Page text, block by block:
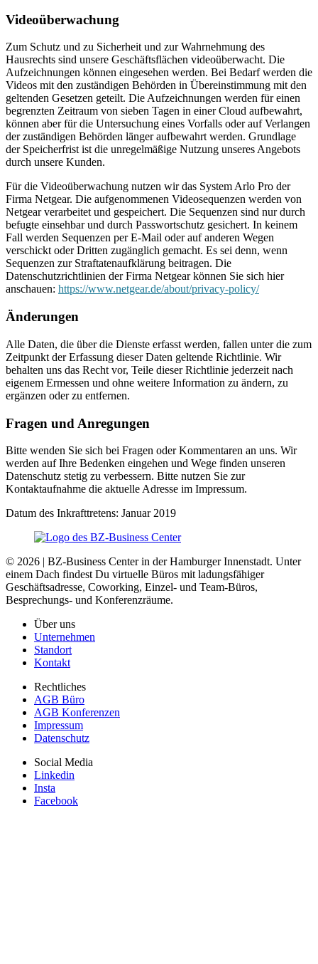
Videoüberwachung
Zum Schutz und zu Sicherheit und zur Wahrnehmung des
Hausrechts sind unsere Geschäftsflächen videoüberwacht. Die
Aufzeichnungen können eingesehen werden. Bei Bedarf werden die
Videos mit den zuständigen Behörden in Übereinstimmung mit den
geltenden Gesetzen geteilt. Die Aufzeichnungen werden für einen
begrenzten Zeitraum von sieben Tagen in einer Cloud aufbewahrt,
können aber für die Untersuchung eines Vorfalls oder auf Verlangen
der zuständigen Behörden länger aufbewahrt werden. Grundlage
der Speicherfrist ist die unregelmäßige Nutzung unseres Angebots
durch unsere Kunden.
Für die Videoüberwachung nutzen wir das System Arlo Pro der
Firma Netgear. Die aufgenommenen Videosequenzen werden von
Netgear verarbeitet und gespeichert. Die Sequenzen sind nur durch
befugte einsehbar und durch Passwortschutz gesichert. In keinem
Fall werden Sequenzen per E-Mail oder auf anderen Wegen
verschickt oder Dritten zugänglich gemacht. Es sei denn, wenn
Sequenzen zur Straftatenaufklärung beitragen. Die
Datenschutzrichtlinien der Firma Netgear können Sie sich hier
anschauen: https://www.netgear.de/about/privacy-policy/
Änderungen
Alle Daten, die über die Dienste erfasst werden, fallen unter die zum
Zeitpunkt der Erfassung dieser Daten geltende Richtlinie. Wir
behalten uns das Recht vor, Teile dieser Richtlinie jederzeit nach
eigenem Ermessen und ohne weitere Information zu ändern, zu
ergänzen oder zu entfernen.
Fragen und Anregungen
Bitte wenden Sie sich bei Fragen oder Kommentaren an uns. Wir
werden auf Ihre Bedenken eingehen und Wege finden unseren
Datenschutz stetig zu verbessern. Bitte nutzen Sie zur
Kontaktaufnahme die aktuelle Adresse im Impressum.
Datum des Inkrafttretens: Januar 2019
© 2026 | BZ-Business Center in der Hamburger Innenstadt. Unter
einem Dach findest Du virtuelle Büros mit ladungsfähiger
Geschäftsadresse, Coworking, Einzel- und Team-Büros,
Besprechungs- und Konferenzräume.
Über uns
Unternehmen
Standort
Kontakt
Rechtliches
AGB Büro
AGB Konferenzen
Impressum
Datenschutz
Social Media
Linkedin
Insta
Facebook